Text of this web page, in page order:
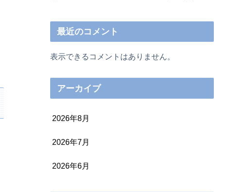
最近のコメント
表示できるコメントはありません。
アーカイブ
2026年8月
2026年7月
2026年6月